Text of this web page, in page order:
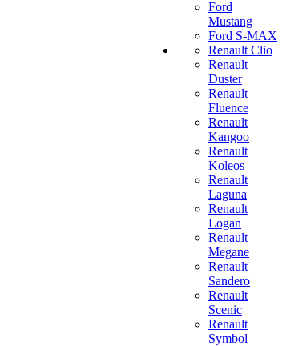
Ford
Mustang
Ford S-MAX
Renault Clio
Renault
Duster
Renault
Fluence
Renault
Kangoo
Renault
Koleos
Renault
Laguna
Renault
Logan
Renault
Megane
Renault
Sandero
Renault
Scenic
Renault
Symbol